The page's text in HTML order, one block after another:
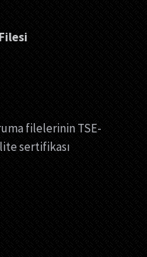
filelerinin TSE-
sertifikası